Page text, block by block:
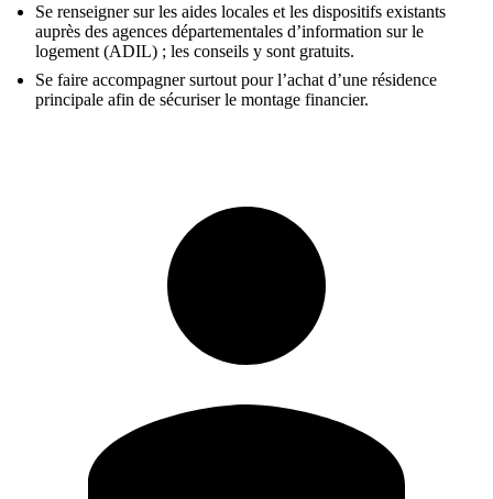
Se renseigner sur les aides locales et les dispositifs existants
auprès des agences départementales d’information sur le
logement (ADIL) ; les conseils y sont gratuits.
Se faire accompagner surtout pour l’achat d’une résidence
principale afin de sécuriser le montage financier.